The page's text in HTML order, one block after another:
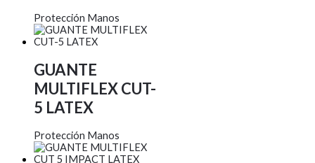
Protección Manos
GUANTE
MULTIFLEX CUT-
5 LATEX
Protección Manos